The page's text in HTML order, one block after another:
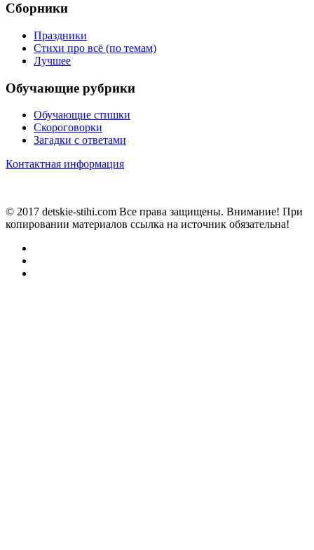
Сборники
Праздники
Стихи про всё (по темам)
Лучшее
Обучающие рубрики
Обучающие стишки
Скороговорки
Загадки с ответами
Контактная информация
© 2017 detskie-stihi.com Все права защищены. Внимание! При
копировании материалов ссылка на источник обязательна!